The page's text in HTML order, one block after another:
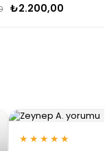
₺2.200,00
★★★★★